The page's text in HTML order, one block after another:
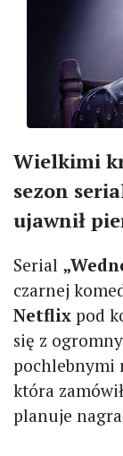
Wielkimi
sezon
ujawnił
Serial
czarnej
Netflix pod
się z
pochlebnymi
która
planuje